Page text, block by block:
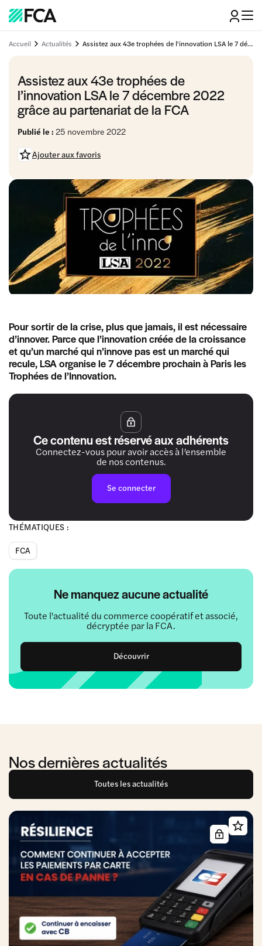
Accueil Actualités Assistez aux 43e trophées de l'innovation LSA le 7 décembre 2022 grâce au partenariat de la FCA
Assistez aux 43e trophées de
l’innovation LSA le 7 décembre 2022
grâce au partenariat de la FCA
Publié le : 25 novembre 2022
Ajouter aux favoris
THÉMATIQUES :
FCA
Ne manquez aucune actualité
Toute l'actualité du commerce coopératif et associé,
décryptée par la FCA.
Découvrir
Pour sortir de la crise, plus que jamais, il est nécessaire
d’innover. Parce que l’innovation créée de la croissance
et qu’un marché qui n’innove pas est un marché qui
recule, LSA organise le 7 décembre prochain à Paris les
Trophées de l’Innovation.
Ce contenu est réservé aux adhérents
Connectez-vous pour avoir accès à l’ensemble
de nos contenus.
Se connecter
Nos dernières actualités
Toutes les actualités